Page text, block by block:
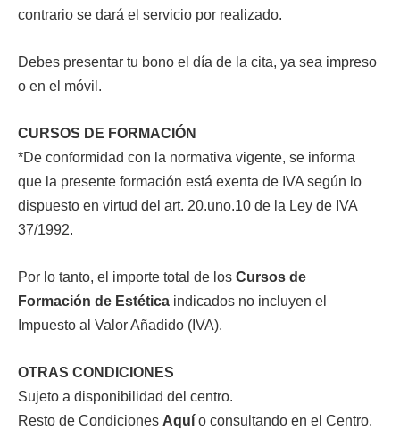
contrario se dará el servicio por realizado.
Debes presentar tu bono el día de la cita, ya sea impreso
o en el móvil.
CURSOS DE FORMACIÓN
*De conformidad con la normativa vigente, se informa
que la presente formación está exenta de IVA según lo
dispuesto en virtud del art. 20.uno.10 de la Ley de IVA
37/1992.
Por lo tanto, el importe total de los Cursos de
Formación de Estética indicados no incluyen el
Impuesto al Valor Añadido (IVA).
OTRAS CONDICIONES
Sujeto a disponibilidad del centro.
Resto de Condiciones Aquí o consultando en el Centro.